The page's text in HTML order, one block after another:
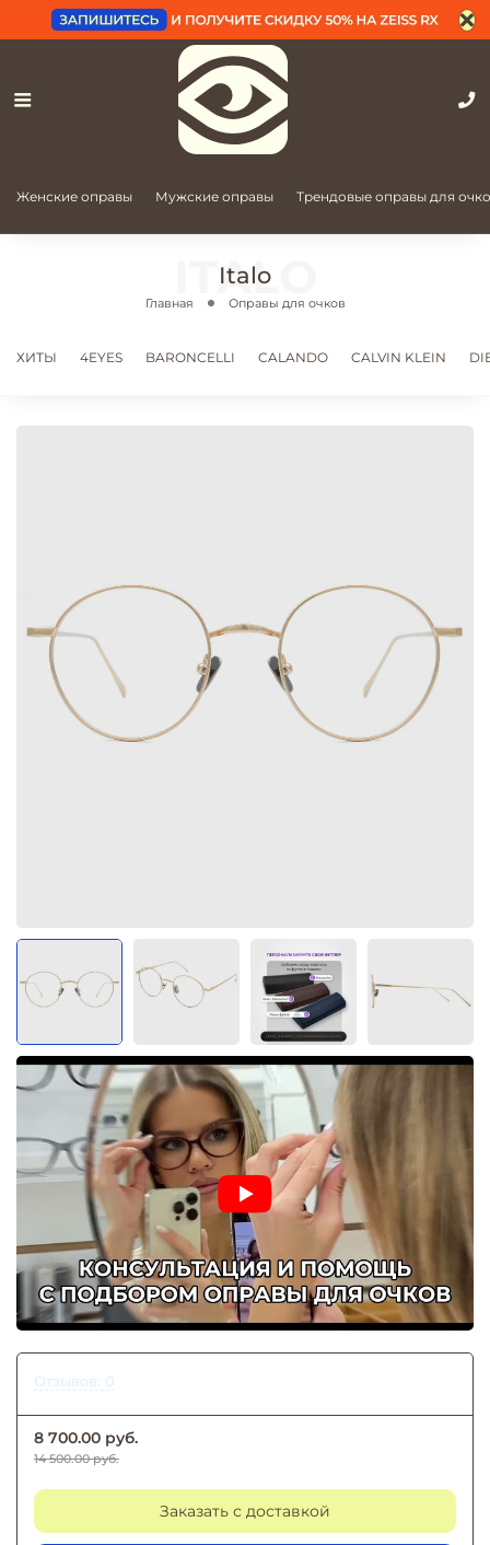
Женские оправы Мужские оправы Трендовые оправы для
Italo
Главная Оправы для очков
ХИТЫ 4EYES BARONCELLI CALANDO CALVIN KLEIN
Отзывов: 0
8 700.00 руб.
14 500.00 руб.
Заказать с доставкой